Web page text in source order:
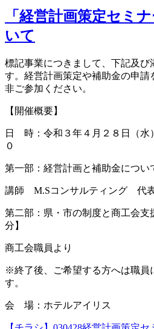
「経営計画策定セミ
いて
標記事業につきまして、下記及び
す。経営計画策定や補助金の申請
非ご参加ください。
【開催概要】
日 時：令和３年４月２８日（
０
第一部：経営計画と補助金につい
講師 M.Sコンサルティング
第二部：県・市の制度と商工会支
分】
商工会職員より
※終了後、ご希望する方へは職員
す。
会 場：ホテルアイリス